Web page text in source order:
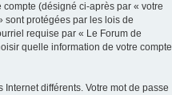
(désigné ci-après par « votre
sont protégées par les lois de
requise par « Le Forum de
quelle information de votre compte
différents. Votre mot de passe